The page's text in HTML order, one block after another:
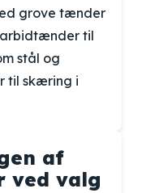
grove tænder
til
stål og
til skæring i
af
ved valg